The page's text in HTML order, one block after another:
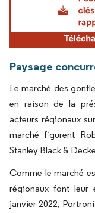
Paysage
Le marché des
en raison de la
acteurs régionaux
marché figurent
Stanley Black &
Comme le marché
régionaux font leur
janvier 2022,